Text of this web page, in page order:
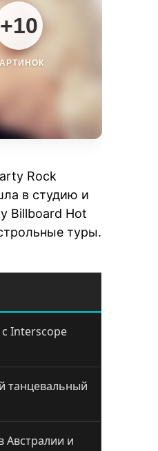
+10
Rock
в студию и
Billboard Hot
туры.
с Interscope
танцевальный
Австралии и